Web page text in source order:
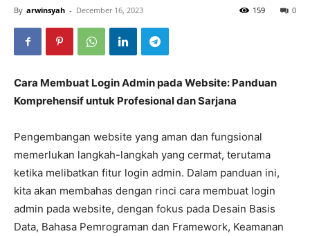
By arwinsyah - December 16, 2023 0
159
Cara Membuat Login Admin pada Website: Panduan
Komprehensif untuk Profesional dan Sarjana
Pengembangan website yang aman dan fungsional
memerlukan langkah-langkah yang cermat, terutama
ketika melibatkan fitur login admin. Dalam panduan ini,
kita akan membahas dengan rinci cara membuat login
admin pada website, dengan fokus pada Desain Basis
Data, Bahasa Pemrograman dan Framework, Keamanan